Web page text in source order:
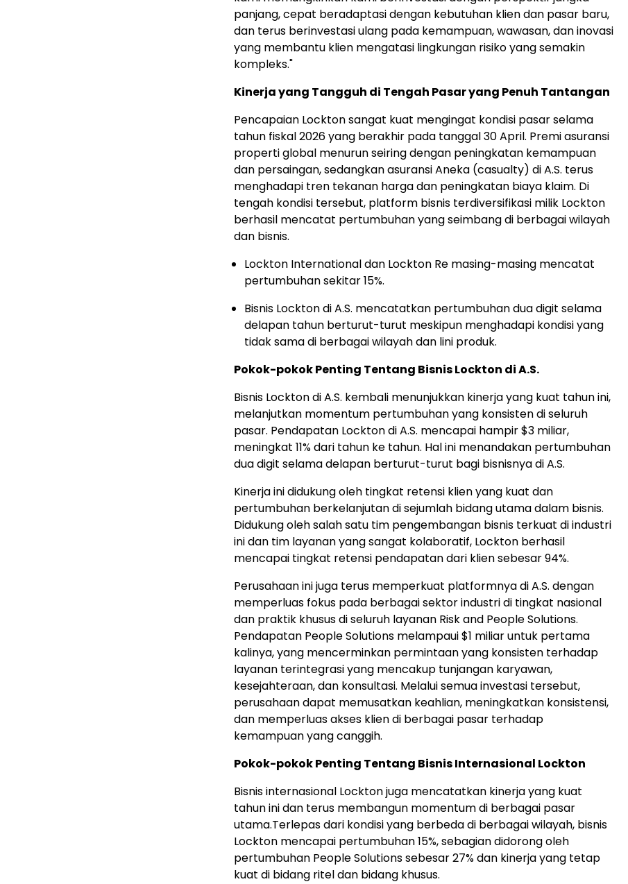
panjang, cepat beradaptasi dengan kebutuhan klien dan pasar baru,
dan terus berinvestasi ulang pada kemampuan, wawasan, dan inovasi
yang membantu klien mengatasi lingkungan risiko yang semakin
kompleks."
Kinerja yang Tangguh di Tengah Pasar yang Penuh Tantangan
Pencapaian Lockton sangat kuat mengingat kondisi pasar selama
tahun fiskal 2026 yang berakhir pada tanggal 30 April. Premi asuransi
properti global menurun seiring dengan peningkatan kemampuan
dan persaingan, sedangkan asuransi Aneka (casualty) di A.S. terus
menghadapi tren tekanan harga dan peningkatan biaya klaim. Di
tengah kondisi tersebut, platform bisnis terdiversifikasi milik Lockton
berhasil mencatat pertumbuhan yang seimbang di berbagai wilayah
dan bisnis.
Lockton International dan Lockton Re masing-masing mencatat
pertumbuhan sekitar 15%.
Bisnis Lockton di A.S. mencatatkan pertumbuhan dua digit selama
delapan tahun berturut-turut meskipun menghadapi kondisi yang
tidak sama di berbagai wilayah dan lini produk.
Pokok-pokok Penting Tentang Bisnis Lockton di A.S.
Bisnis Lockton di A.S. kembali menunjukkan kinerja yang kuat tahun ini,
melanjutkan momentum pertumbuhan yang konsisten di seluruh
pasar. Pendapatan Lockton di A.S. mencapai hampir $3 miliar,
meningkat 11% dari tahun ke tahun. Hal ini menandakan pertumbuhan
dua digit selama delapan berturut-turut bagi bisnisnya di A.S.
Kinerja ini didukung oleh tingkat retensi klien yang kuat dan
pertumbuhan berkelanjutan di sejumlah bidang utama dalam bisnis.
Didukung oleh salah satu tim pengembangan bisnis terkuat di industri
ini dan tim layanan yang sangat kolaboratif, Lockton berhasil
mencapai tingkat retensi pendapatan dari klien sebesar 94%.
Perusahaan ini juga terus memperkuat platformnya di A.S. dengan
memperluas fokus pada berbagai sektor industri di tingkat nasional
dan praktik khusus di seluruh layanan Risk and People Solutions.
Pendapatan People Solutions melampaui $1 miliar untuk pertama
kalinya, yang mencerminkan permintaan yang konsisten terhadap
layanan terintegrasi yang mencakup tunjangan karyawan,
kesejahteraan, dan konsultasi. Melalui semua investasi tersebut,
perusahaan dapat memusatkan keahlian, meningkatkan konsistensi,
dan memperluas akses klien di berbagai pasar terhadap
kemampuan yang canggih.
Pokok-pokok Penting Tentang Bisnis Internasional Lockton
Bisnis internasional Lockton juga mencatatkan kinerja yang kuat
tahun ini dan terus membangun momentum di berbagai pasar
utama.Terlepas dari kondisi yang berbeda di berbagai wilayah, bisnis
Lockton mencapai pertumbuhan 15%, sebagian didorong oleh
pertumbuhan People Solutions sebesar 27% dan kinerja yang tetap
kuat di bidang ritel dan bidang khusus.